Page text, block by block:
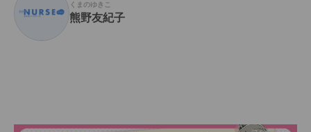
くまのゆきこ
熊野友紀子